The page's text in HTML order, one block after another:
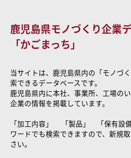
鹿児島県モノづくり企業
「かごまっち」
当サイトは、鹿児島県内の「モノづ
索できるデータベースです。
鹿児島県内に本社、事業所、工場の
企業の情報を掲載しています。
「加工内容」 「製品」 「保有設
ワードでも検索できますので、新規
さい。